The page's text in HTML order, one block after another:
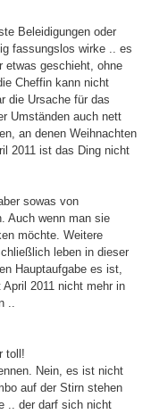
Beleidigungen oder
fassungslos wirke .. es
etwas geschieht, ohne
Cheffin kann nicht
die Ursache für das
Umständen auch nett
an denen Weihnachten
2011 ist das Ding nicht
sowas von
Auch wenn man sie
möchte. Weitere
leben in dieser
Hauptaufgabe es ist,
2011 nicht mehr in
..
toll!
Nein, es ist nicht
auf der Stirn stehen
.. der darf sich nicht